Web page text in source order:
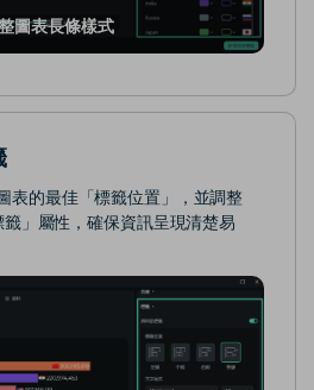
圖表長條樣式
表的最佳「標籤位置」，並調整
籤」屬性，確保資訊呈現清楚易